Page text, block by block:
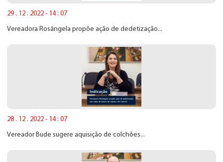
29 . 12 . 2022 - 14 : 07
Vereadora Rosângela propõe ação de dedetização...
28 . 12 . 2022 - 14 : 07
Vereador Bude sugere aquisição de colchões...